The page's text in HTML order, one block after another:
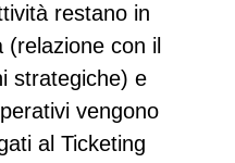
restano in
(relazione con il
strategiche) e
vengono
al Ticketing